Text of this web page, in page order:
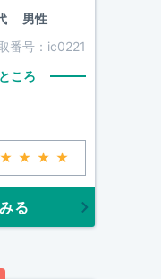
男性
番号： ic0221
ころ
る